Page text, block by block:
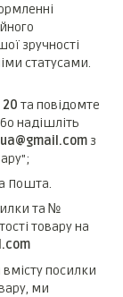
зручності
статусами.
20 та повідомте
надішліть
з
Пошта.
та №
товару на
посилки
ми